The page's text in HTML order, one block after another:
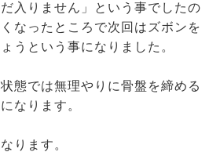
入りません」という事でしたの
なったところで次回はズボンを
うという事になりました。
態では無理やりに骨盤を締める
なります。
なります。